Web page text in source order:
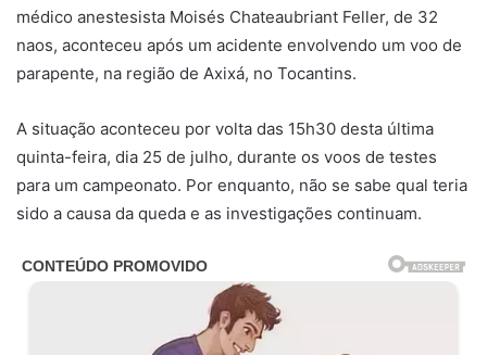
médico anestesista Moisés Chateaubriant Feller, de 32
naos, aconteceu após um acidente envolvendo um voo de
parapente, na região de Axixá, no Tocantins.
A situação aconteceu por volta das 15h30 desta última
quinta-feira, dia 25 de julho, durante os voos de testes
para um campeonato. Por enquanto, não se sabe qual teria
sido a causa da queda e as investigações continuam.